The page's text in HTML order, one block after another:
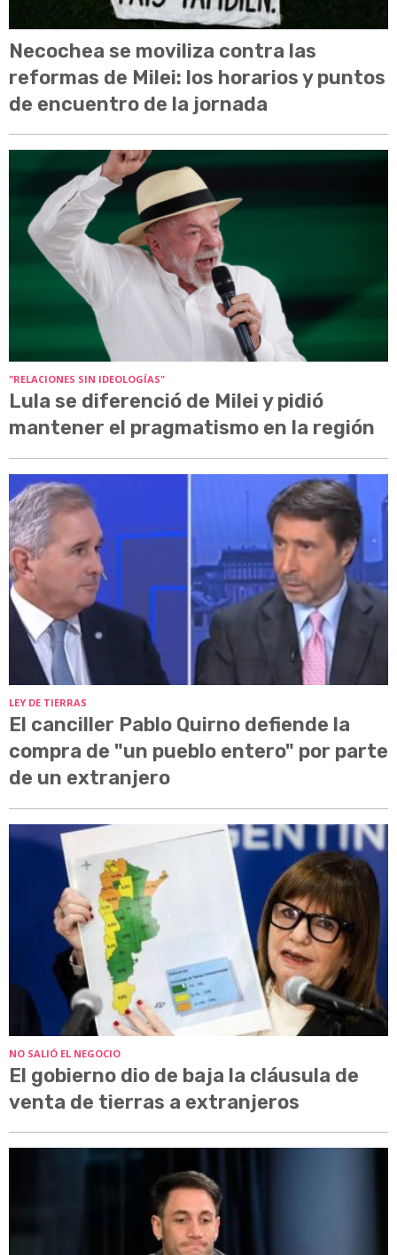
Necochea se moviliza contra las
reformas de Milei: los horarios y puntos
de encuentro de la jornada
"RELACIONES SIN IDEOLOGÍAS"
Lula se diferenció de Milei y pidió
mantener el pragmatismo en la región
LEY DE TIERRAS
El canciller Pablo Quirno defiende la
compra de "un pueblo entero" por parte
de un extranjero
NO SALIÓ EL NEGOCIO
El gobierno dio de baja la cláusula de
venta de tierras a extranjeros